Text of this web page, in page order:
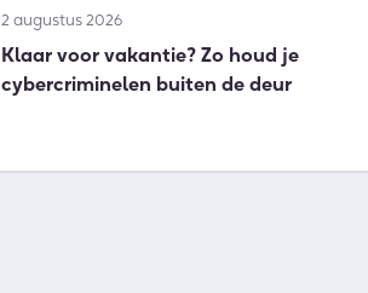
2 augustus 2026
Klaar voor vakantie? Zo houd je
cybercriminelen buiten de deur